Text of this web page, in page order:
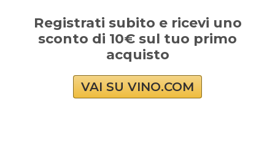
Registrati subito e ricevi uno
sconto di 10€ sul tuo primo
acquisto
VAI SU VINO.COM